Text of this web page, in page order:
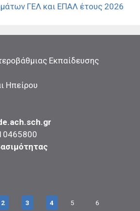
ΓΕΛ και ΕΠΑΛ έτους 2026
Εκπαίδευσης
Ηπείρου
2 3 4 5 6